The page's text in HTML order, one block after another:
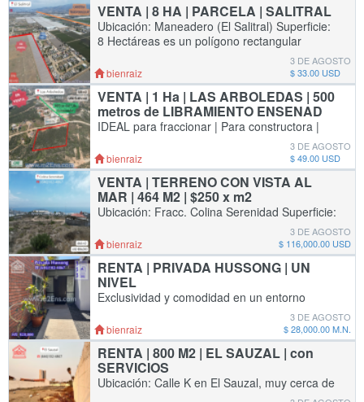
VENTA | 8 HA | PARCELA | SALITRAL
Ubicación: Maneadero (El Salitral) Superficie:
8 Hectáreas es un polígono rectangular
Servicios: Disponibilidad para contratar
servicio de CFE Estado legal: Título
bienraiz
3 DE AGOSTO
$ 33.00 USD
VENTA | 1 Ha | LAS ARBOLEDAS | 500
metros de LIBRAMIENTO ENSENAD
IDEAL para fraccionar | Para constructora |
Para transporte Ubicación: Las Arboledas
Superficie: 11,111 m2 Servicios: Disponibilidad
para contratar servicio de CFE
bienraiz
3 DE AGOSTO
$ 49.00 USD
VENTA | TERRENO CON VISTA AL
MAR | 464 M2 | $250 x m2
Ubicación: Fracc. Colina Serenidad Superficie:
464 m2 Servicios: Disponibilidad para
contratar servicio de CFE Estado legal: Cuenta
con escritura publica y esta libre
bienraiz
3 DE AGOSTO
$ 116,000.00 USD
RENTA | PRIVADA HUSSONG | UN
NIVEL
Exclusividad y comodidad en un entorno
tranquilo. Propiedad de una planta con
iluminación natural y privacidad garantizada.
Detalles del interior: - Áreas comunes amplias
y f
bienraiz
3 DE AGOSTO
$ 28,000.00 M.N.
RENTA | 800 M2 | EL SAUZAL | con
SERVICIOS
Ubicación: Calle K en El Sauzal, muy cerca de
la Gasolineria ARCO. Superficie: 800 m2, 20